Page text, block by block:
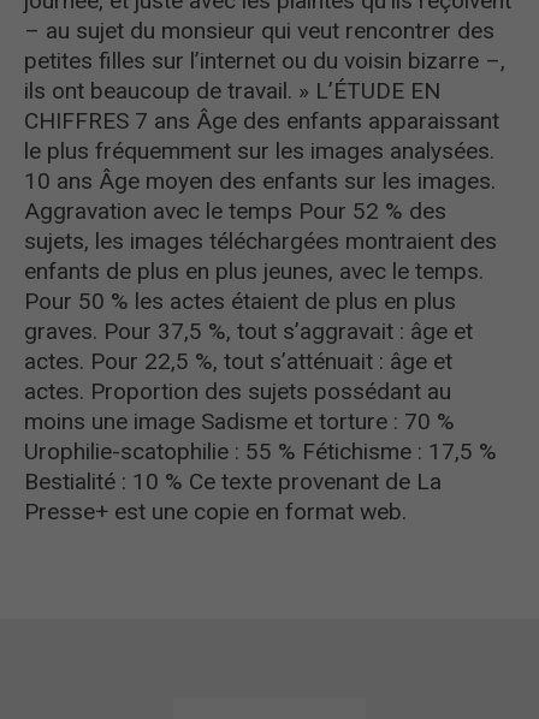
– au sujet du monsieur qui veut rencontrer des
petites filles sur l’internet ou du voisin bizarre –,
ils ont beaucoup de travail. » L’ÉTUDE EN
CHIFFRES 7 ans Âge des enfants apparaissant
le plus fréquemment sur les images analysées.
10 ans Âge moyen des enfants sur les images.
Aggravation avec le temps Pour 52 % des
sujets, les images téléchargées montraient des
enfants de plus en plus jeunes, avec le temps.
Pour 50 % les actes étaient de plus en plus
graves. Pour 37,5 %, tout s’aggravait : âge et
actes. Pour 22,5 %, tout s’atténuait : âge et
actes. Proportion des sujets possédant au
moins une image Sadisme et torture : 70 %
Urophilie-scatophilie : 55 % Fétichisme : 17,5 %
Bestialité : 10 % Ce texte provenant de La
Presse+ est une copie en format web.